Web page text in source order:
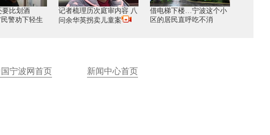
要比划酒
警劝下轻生
记者梳理历次庭审内容 八
问余华英拐卖儿童案
借电梯下楼…宁波这个小
区的居民直呼吃不消
宁波网首页 新闻中心首页